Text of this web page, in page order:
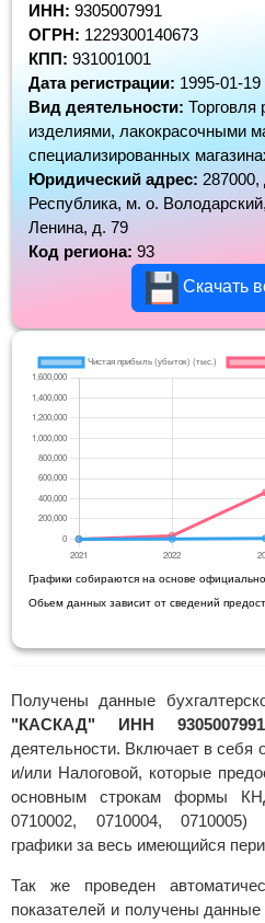
ИНН: 9305007991
ОГРН: 1229300140673
КПП: 931001001
Дата регистрации: 1995-01-19
Вид деятельности: Торговля
изделиями, лакокрасочными
специализированных
Юридический адрес:
Республика, м. о.
Ленина, д. 79
Код региона: 93
Скачать
Графики собираются на основе
Обьем данных зависит от сведений
Получены данные
"КАСКАД" ИНН 9305007991
деятельности. Включает в себя
и/или Налоговой, которые
основным строкам формы
0710002, 0710004, 0710005)
графики за весь имеющийся
Так же проведен
показателей и получены